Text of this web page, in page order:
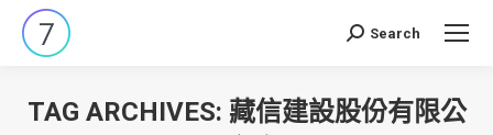
Search:
Search
TAG ARCHIVES: 藏信建設股份有限公